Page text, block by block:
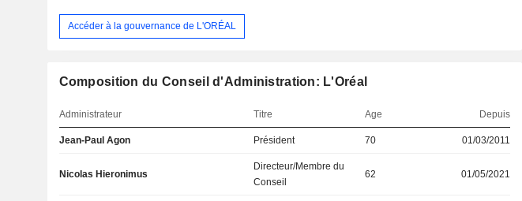
Accéder à la gouvernance de L'ORÉAL
Composition du Conseil d'Administration: L'Oréal
Administrateur Titre Age Depuis
Jean-Paul Agon Président 70 01/03/2011
Nicolas Hieronimus
Directeur/Membre du
Conseil
62 01/05/2021